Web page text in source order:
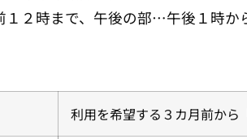
時まで、午後の部…午後１時か
利用を希望する３カ月前から